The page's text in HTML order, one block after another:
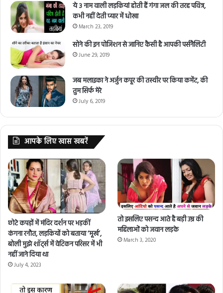
ये 3 नाम वाली लड़कियां होती हैं गंगा जल की तरह पवित्र,
कभी नहीं देती प्यार में धोखा
March 23, 2019
सोने की इन पोजिशन से जानिए कैसी है आपकी पर्सनैलिटी
June 29, 2019
जब मलाइका ने अर्जुन कपूर की तस्वीर पर किया कमेंट, की
तुम सिर्फ मेरे
July 6, 2019
आपके लिए खास खबरें
छोटे कपड़ों में मंदिर दर्शन पर भड़कीं
कंगना रनौत, लड़कियों को बताया ‘मूर्ख’,
बोली मुझे शॉर्ट्स में वेटिकन परिसर में भी
नहीं जाने दिया था
July 4, 2023
तो इसलिए पसन्द आते है बड़ी उम्र की
महिलाओं को जवान लड़के
March 3, 2020